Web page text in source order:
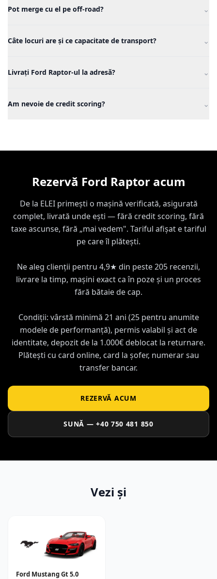
km/zi în tarif. Pentru perioade mai lungi, tariful scade pe zi.
Pot merge cu el pe off-road? ⌄
trasee sunt acoperite de contract înainte de plecare. Spune-
Câte locuri are și ce capacitate de transport? ⌄
echipament în același timp.
Livrați Ford Raptor-ul la adresă? ⌄
cerere.
Am nevoie de credit scoring? ⌄
Rezervă Ford Raptor acum
De la ELEI primești o mașină verificată, asigurată
complet, livrată unde ești — fără credit scoring, fără
taxe ascunse, fără „mai vedem". Tariful afișat e tariful
pe care îl plătești.
Ne aleg clienții pentru 4,9★ din peste 205 recenzii,
livrare la timp, mașini exact ca în poze și un proces
fără bătaie de cap.
Condiții: vârstă minimă 21 ani (25 pentru anumite
modele de performanță), permis valabil și act de
identitate, depozit de la 1.000€ deblocat la returnare.
Plătești cu card online, card la șofer, numerar sau
transfer bancar.
REZERVĂ ACUM
SUNĂ — +40 750 481 850
Vezi și
Ford Mustang Gt 5.0